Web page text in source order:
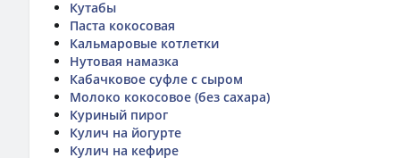
Кутабы
Паста кокосовая
Кальмаровые котлетки
Нутовая намазка
Кабачковое суфле с сыром
Молоко кокосовое (без сахара)
Куриный пирог
Кулич на йогурте
Кулич на кефире